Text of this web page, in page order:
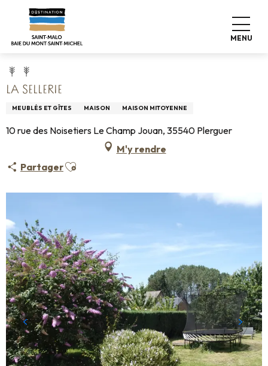
contenu
MENU
Accueil Pro & Presse
Hébergements Infos +
Meublés de tourisme
LA SELLERIE
MEUBLÉS ET GÎTES MAISON MAISON MITOYENNE
10 rue des Noisetiers Le Champ Jouan, 35540 Plerguer
M'y rendre
PartagerAjouter aux favoris